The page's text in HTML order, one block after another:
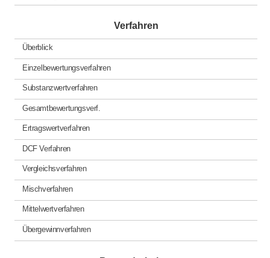
Verfahren
Überblick
Einzelbewertungsverfahren
Substanzwertverfahren
Gesamtbewertungsverf.
Ertragswertverfahren
DCF Verfahren
Vergleichsverfahren
Mischverfahren
Mittelwertverfahren
Übergewinnverfahren